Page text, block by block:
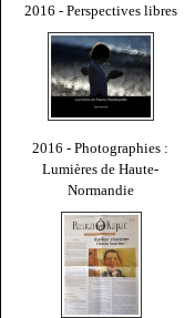
2016 - Perspectives libres
2016 - Photographies :
Lumières de Haute-
Normandie